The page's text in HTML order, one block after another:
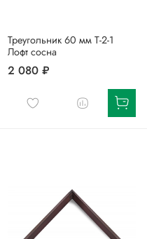
Треугольник 60 мм Т-2-1
Лофт сосна
2 080 ₽